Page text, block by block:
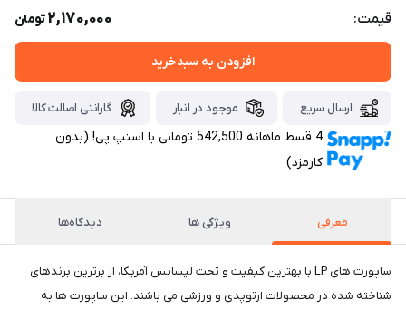
قیمت: 2,170,000تومان
افزودن به سبدخرید
ارسال سریع موجود در انبار گارانتی اصالت کالا
4 قسط ماهانه 542,500 تومانی با اسنپ ‌پی! (بدون
کارمزد)
معرفی ویژگی ها دیدگاه‌ها
ساپورت ‌های LP با بهترین کیفیت و تحت لیسانس آمریکا، از برترین برندهای
شناخته شده در محصولات ارتوپدی و ورزشی می باشند. این ساپورت ­ها به